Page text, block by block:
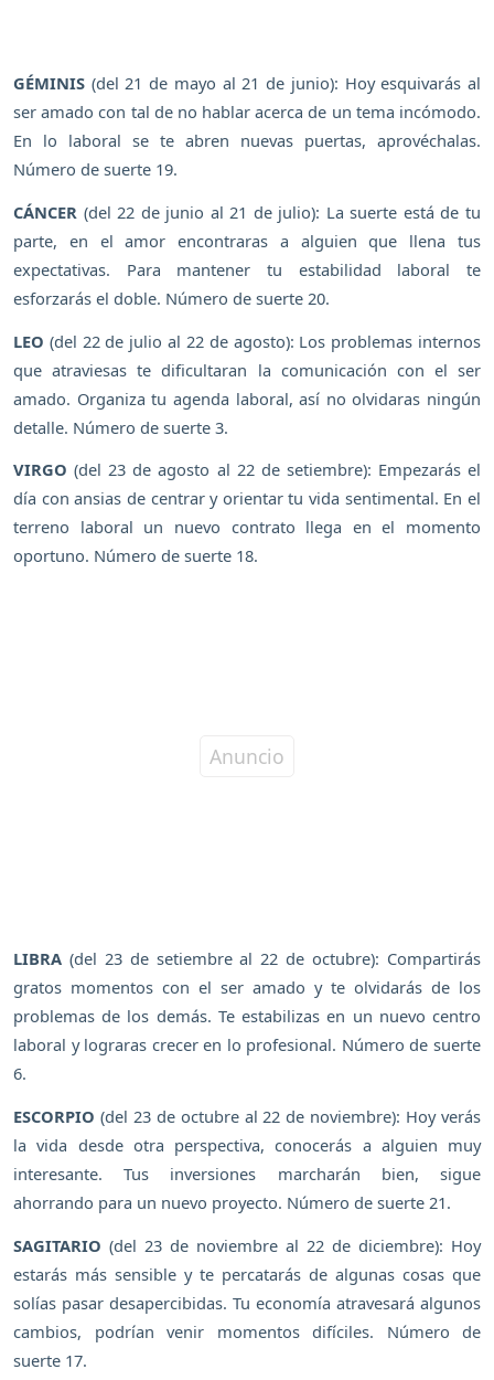
GÉMINIS (del 21 de mayo al 21 de junio): Hoy esquivarás al
ser amado con tal de no hablar acerca de un tema incómodo.
En lo laboral se te abren nuevas puertas, aprovéchalas.
Número de suerte 19.
CÁNCER (del 22 de junio al 21 de julio): La suerte está de tu
parte, en el amor encontraras a alguien que llena tus
expectativas. Para mantener tu estabilidad laboral te
esforzarás el doble. Número de suerte 20.
LEO (del 22 de julio al 22 de agosto): Los problemas internos
que atraviesas te dificultaran la comunicación con el ser
amado. Organiza tu agenda laboral, así no olvidaras ningún
detalle. Número de suerte 3.
VIRGO (del 23 de agosto al 22 de setiembre): Empezarás el
día con ansias de centrar y orientar tu vida sentimental. En el
terreno laboral un nuevo contrato llega en el momento
oportuno. Número de suerte 18.
LIBRA (del 23 de setiembre al 22 de octubre): Compartirás
gratos momentos con el ser amado y te olvidarás de los
problemas de los demás. Te estabilizas en un nuevo centro
laboral y lograras crecer en lo profesional. Número de suerte
6.
ESCORPIO (del 23 de octubre al 22 de noviembre): Hoy verás
la vida desde otra perspectiva, conocerás a alguien muy
interesante. Tus inversiones marcharán bien, sigue
ahorrando para un nuevo proyecto. Número de suerte 21.
SAGITARIO (del 23 de noviembre al 22 de diciembre): Hoy
estarás más sensible y te percatarás de algunas cosas que
solías pasar desapercibidas. Tu economía atravesará algunos
cambios, podrían venir momentos difíciles. Número de
suerte 17.